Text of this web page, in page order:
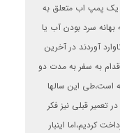
پمپ اب متعلق به
بهانه سرد بودن آب یا
آوردند در آخرین
به سفر به مدت دو
است،طی این سالها
قبلی نیز فکر
کردیم،اما اینبار